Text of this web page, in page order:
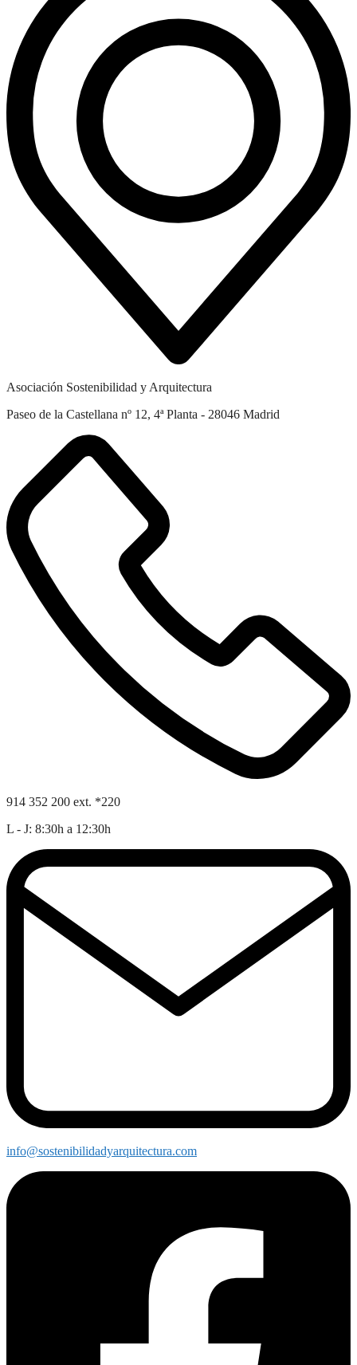
Asociación Sostenibilidad y Arquitectura
Paseo de la Castellana nº 12, 4ª Planta - 28046 Madrid
914 352 200 ext. *220
L - J: 8:30h a 12:30h
info@sostenibilidadyarquitectura.com